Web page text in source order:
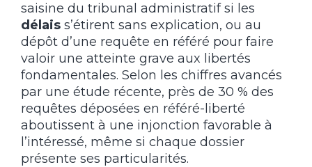
saisine du tribunal administratif si les
délais s’étirent sans explication, ou au
dépôt d’une requête en référé pour faire
valoir une atteinte grave aux libertés
fondamentales. Selon les chiffres avancés
par une étude récente, près de 30 % des
requêtes déposées en référé-liberté
aboutissent à une injonction favorable à
l’intéressé, même si chaque dossier
présente ses particularités.